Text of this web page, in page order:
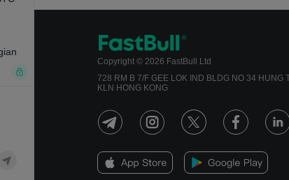
Copyright © 2026 FastBull Ltd
728 RM B 7/F GEE LOK IND BLDG NO 34 HUNG
KLN HONG KONG